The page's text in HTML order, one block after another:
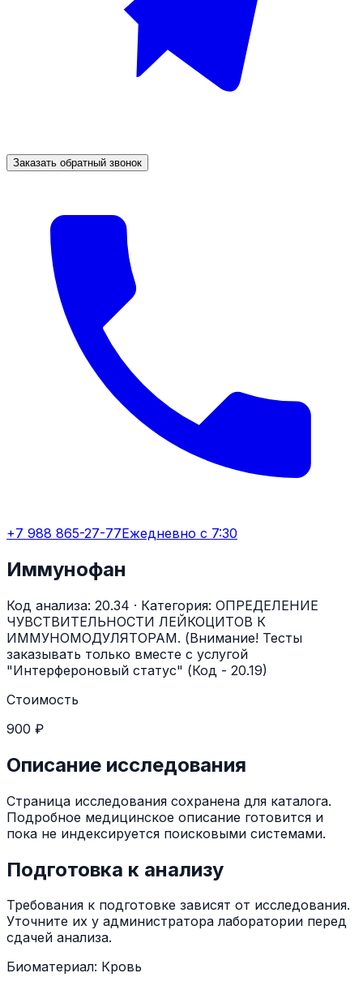
Заказать обратный звонок
+7 988 865-27-77Ежедневно с 7:30
Иммунофан
Код анализа: 20.34 · Категория: ОПРЕДЕЛЕНИЕ
ЧУВСТВИТЕЛЬНОСТИ ЛЕЙКОЦИТОВ К
ИММУНОМОДУЛЯТОРАМ. (Внимание! Тесты
заказывать только вместе с услугой
"Интерфероновый статус" (Код - 20.19)
Стоимость
900 ₽
Описание исследования
Страница исследования сохранена для каталога.
Подробное медицинское описание готовится и
пока не индексируется поисковыми системами.
Подготовка к анализу
Требования к подготовке зависят от исследования.
Уточните их у администратора лаборатории перед
сдачей анализа.
Биоматериал: Кровь